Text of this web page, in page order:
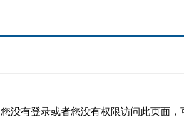
您没有登录或者您没有权限访问此页面